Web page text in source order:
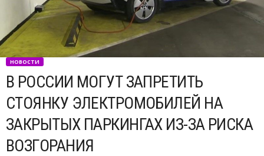
НОВОСТИ
В РОССИИ МОГУТ ЗАПРЕТИТЬ
СТОЯНКУ ЭЛЕКТРОМОБИЛЕЙ НА
ЗАКРЫТЫХ ПАРКИНГАХ ИЗ-ЗА РИСКА
ВОЗГОРАНИЯ